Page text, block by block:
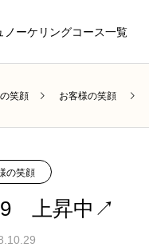
ノーケリングコース一覧
笑顔 お客様の笑顔
の笑顔
上昇中↗